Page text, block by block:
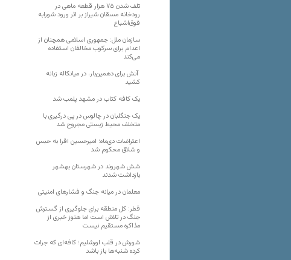
تلف شدن ۷۵ هزار قطعه ماهی در
رودخانه مسقان شیراز بر اثر ورود شورابه
فوق‌اشباع
سازمان ملل: جمهوری اسلامی همچنان از
اعدام برای سرکوب مخالفان استفاده
می‌کند
آتش برای دهمین‌بار، در میانکاله زبانه
کشید
یک کافه کتاب در مشهد پلمب شد
یک جنگلبان در چالوس در پی درگیری با
متخلف محیط زیستی مجروح شد
اعتراضات دی‌ماه؛ امیرحسین افرا به حبس
و شلاق محکوم شد
شش شهروند در شهرستان بهشهر
بازداشت شدند
معلمان در میانه جنگ و فشارهای امنیتی
قطر: کل منطقه برای جلوگیری از گسترش
جنگ در تلاش است اما هنوز خبری از
مذاکره مستقیم نیست
شورش در قلب اورشلیم؛ کافه‌ای که جرات
کرده شنبه‌ها باز باشد